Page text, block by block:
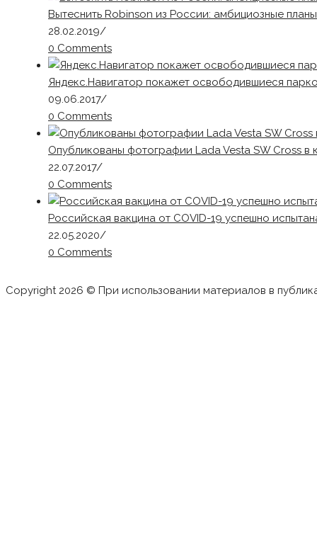
Вытеснить Robinson из России: амбициозные
28.02.2019/
0 Comments
Яндекс.Навигатор покажет освободившиеся
09.06.2017/
0 Comments
Опубликованы фотографии Lada Vesta SW Cross в
22.07.2017/
0 Comments
Российская вакцина от COVID-19 успешно
22.05.2020/
0 Comments
Copyright 2026 © При использовании материалов в